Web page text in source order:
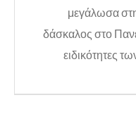
μεγάλωσα
δάσκαλος στο
ειδικότητες